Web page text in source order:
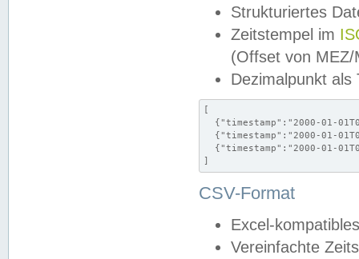
Strukturiertes
Zeitstempel im
(Offset von MEZ/
Dezimalpunkt als
[
{"timestamp":"2000-01-
{"timestamp":"2000-01-
{"timestamp":"2000-01-
]
CSV-Format
Excel-
Vereinfachte